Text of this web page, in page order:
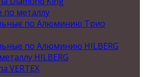
по металлу
по Алюминию Трио
по Алюминию HILBERG
HILBERG
VERTEX